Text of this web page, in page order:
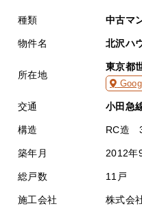
種類 中古マ
物件名 北沢ハ
所在地
東京都
交通 小田急
構造 RC造
築年月 2012年
総戸数 11戸
施工会社 株式会